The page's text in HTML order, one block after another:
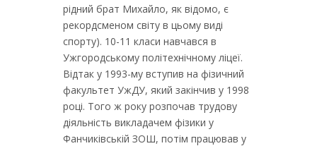
рідний брат Михайло, як відомо, є
рекордсменом світу в цьому виді
спорту). 10-11 класи навчався в
Ужгородському політехнічному ліцеї.
Відтак у 1993-му вступив на фізичний
факультет УжДУ, який закінчив у 1998
році. Того ж року розпочав трудову
діяльність викладачем фізики у
Фанчиківській ЗОШ, потім працював у